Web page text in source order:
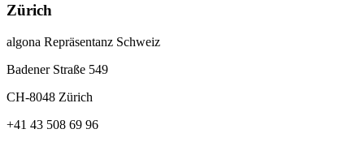
Zürich
algona Repräsentanz Schweiz
Badener Straße 549
CH-8048 Zürich
+41 43 508 69 96